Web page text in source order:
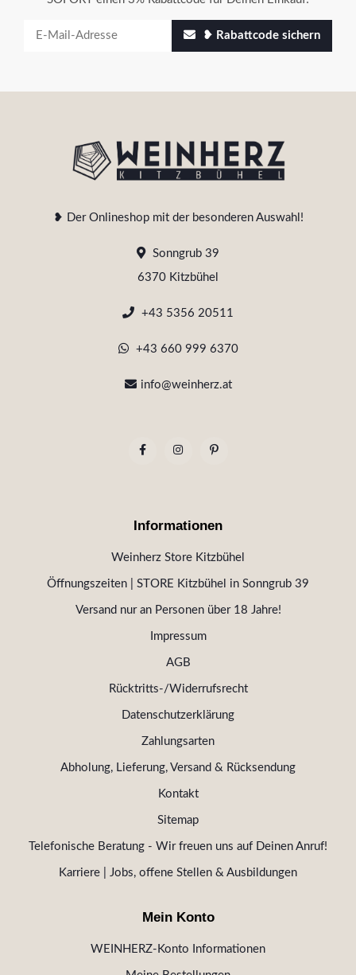
❥ Rabattcode sichern
❥ Der Onlineshop mit der besonderen Auswahl!
Sonngrub 39
6370 Kitzbühel
+43 5356 20511
+43 660 999 6370
info@weinherz.at
Informationen
Weinherz Store Kitzbühel
Öffnungszeiten | STORE Kitzbühel in Sonngrub 39
Versand nur an Personen über 18 Jahre!
Impressum
AGB
Rücktritts-/Widerrufsrecht
Datenschutzerklärung
Zahlungsarten
Abholung, Lieferung, Versand & Rücksendung
Kontakt
Sitemap
Telefonische Beratung - Wir freuen uns auf Deinen Anruf!
Karriere | Jobs, offene Stellen & Ausbildungen
Mein Konto
WEINHERZ-Konto Informationen